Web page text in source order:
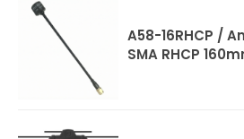
A58-16RHCP /
SMA RHCP